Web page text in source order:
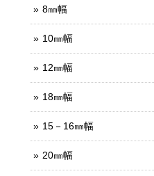
8㎜幅
10㎜幅
12㎜幅
18㎜幅
15－16㎜幅
20㎜幅